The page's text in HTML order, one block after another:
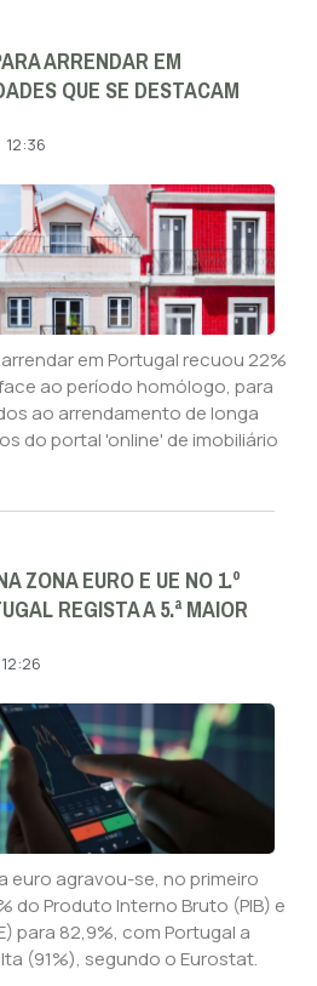
ARRENDAR EM
QUE SE DESTACAM
12:36
em Portugal recuou 22%
ao período homólogo, para
ao arrendamento de longa
do portal 'online' de imobiliário
ZONA EURO E UE NO 1.º
REGISTA A 5.ª MAIOR
12:26
euro agravou-se, no primeiro
do Produto Interno Bruto (PIB) e
para 82,9%, com Portugal a
(91%), segundo o Eurostat.